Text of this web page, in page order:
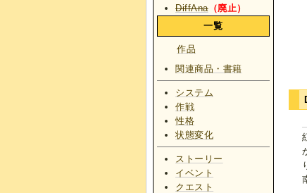
DiffAna（廃止）
一覧
作品
関連商品・書籍
システム
作戦
性格
状態変化
ストーリー
イベント
クエスト